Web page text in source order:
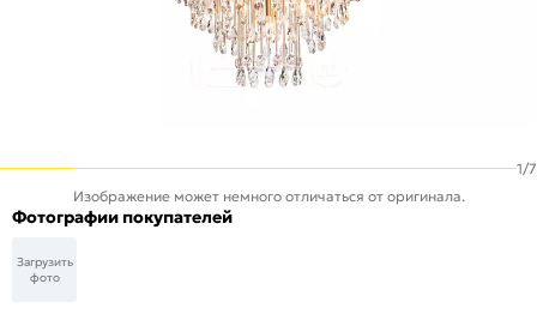
1/7
Изображение может немного отличаться от оригинала.
Фотографии покупателей
Загрузить
фото